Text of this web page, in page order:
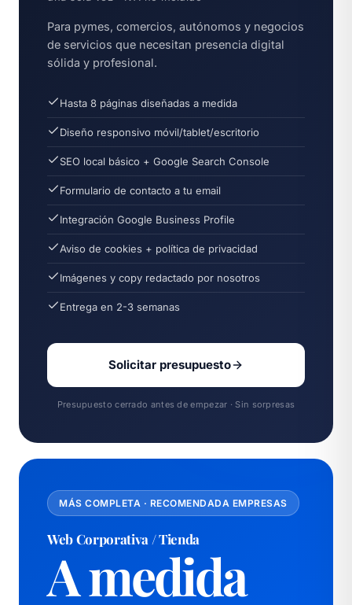
Para pymes, comercios, autónomos y negocios
de servicios que necesitan presencia digital
sólida y profesional.
Hasta 8 páginas diseñadas a medida
Diseño responsivo móvil/tablet/escritorio
SEO local básico + Google Search Console
Formulario de contacto a tu email
Integración Google Business Profile
Aviso de cookies + política de privacidad
Imágenes y copy redactado por nosotros
Entrega en 2-3 semanas
Solicitar presupuesto
Presupuesto cerrado antes de empezar · Sin sorpresas
MÁS COMPLETA · RECOMENDADA EMPRESAS
Web Corporativa / Tienda
A medida